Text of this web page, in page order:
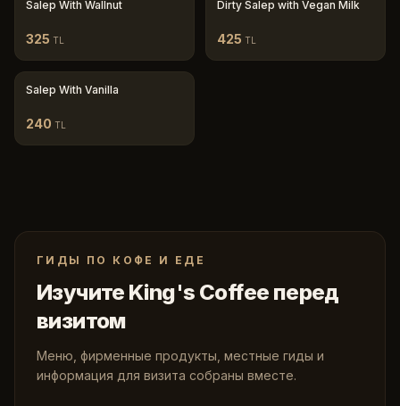
Salep With Wallnut
325 TL
Dirty Salep with Vegan Milk
425 TL
Salep With Vanilla
240 TL
ГИДЫ ПО КОФЕ И ЕДЕ
Изучите King's Coffee перед
визитом
Меню, фирменные продукты, местные гиды и
информация для визита собраны вместе.